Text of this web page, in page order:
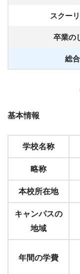
スクー
卒業の
総
基本情報
学校名称
略称
本校所在地
キャンパスの
地域
年間の学費